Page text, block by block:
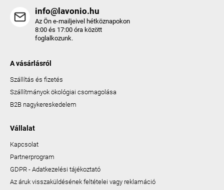
info@lavonio.hu
Az Ön e-mailjeivel hétköznapokon
8:00 és 17:00 óra között
foglalkozunk.
A vásárlásról
Szállítás és fizetés
Szállítmányok ökológiai csomagolása
B2B nagykereskedelem
Vállalat
Kapcsolat
Partnerprogram
GDPR - Adatkezelési tájékoztató
Az áruk visszaküldésének feltételei vagy reklamáció